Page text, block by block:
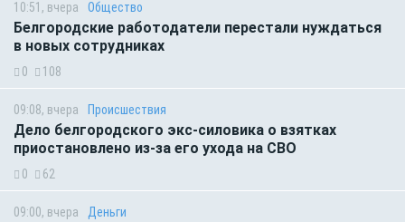
10:51, вчера Общество
Белгородские работодатели перестали нуждаться
в новых сотрудниках
0 108
09:08, вчера Происшествия
Дело белгородского экс-силовика о взятках
приостановлено из-за его ухода на СВО
0 62
09:00, вчера Деньги